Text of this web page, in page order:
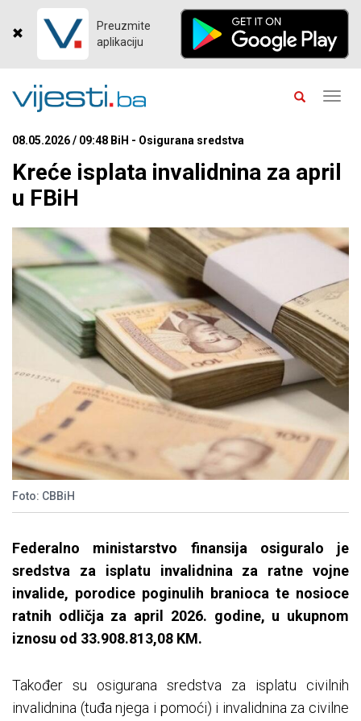
Preuzmite
aplikaciju
08.05.2026 / 09:48 BiH - Osigurana sredstva
Kreće isplata invalidnina za april
u FBiH
Foto: CBBiH
Federalno ministarstvo finansija osiguralo je
sredstva za isplatu invalidnina za ratne vojne
invalide, porodice poginulih branioca te nosioce
ratnih odličja za april 2026. godine, u ukupnom
iznosu od 33.908.813,08 KM.
Također su osigurana sredstva za isplatu civilnih
invalidnina (tuđa njega i pomoći) i invalidnina za civilne